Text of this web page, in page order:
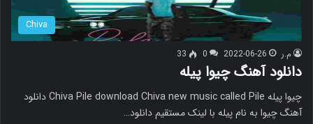
Chiva
م.ر 2022-06-26
0
33
دانلود آهنگ چیوا پیله
چیوا پیله Chiva Pile download Chiva new music called Pile دانلود
آهنگ چیوا به نام پیله با لینک مستقیم دانلود…